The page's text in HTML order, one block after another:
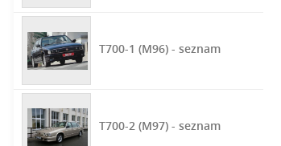
T700-1 (M96) - seznam
T700-2 (M97) - seznam